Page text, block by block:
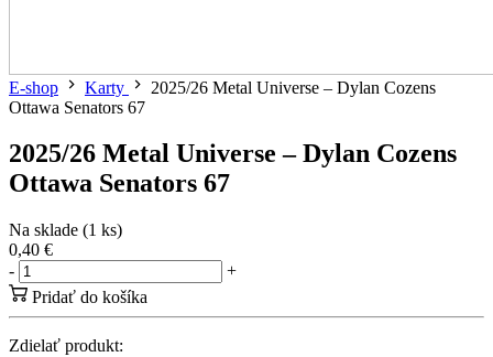
E-shop Karty
2025/26 Metal Universe – Dylan Cozens
Ottawa Senators 67
2025/26 Metal Universe – Dylan Cozens
Ottawa Senators 67
Na sklade (1 ks)
0,40 €
-
+
Pridať do košíka
Zdielať produkt: